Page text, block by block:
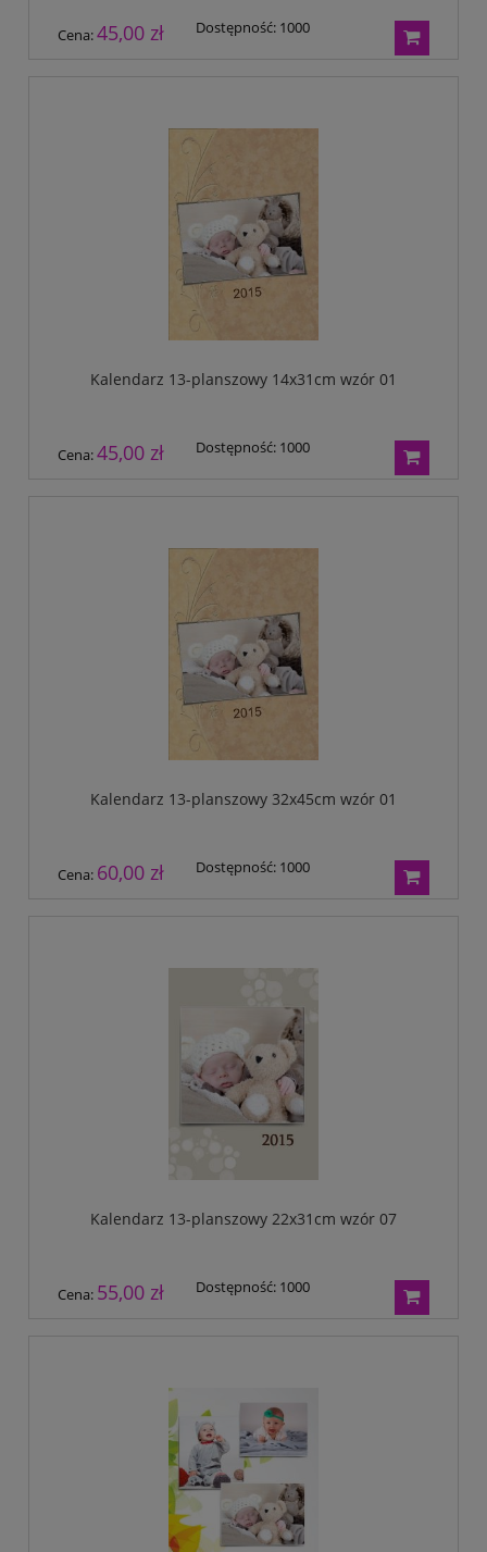
Cena:45,00 zł Dostępność: 1000
Kalendarz 13-planszowy 14x31cm wzór 01
Cena:45,00 zł Dostępność: 1000
Kalendarz 13-planszowy 32x45cm wzór 01
Cena: 60,00 zł Dostępność: 1000
Kalendarz 13-planszowy 22x31cm wzór 07
Cena: 55,00 zł Dostępność: 1000